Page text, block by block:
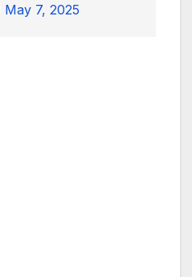
May 7, 2025